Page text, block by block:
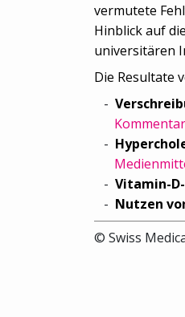
vermutete
Hinblick auf
universitären
Die Resultate
Vitamin-
Nutzen
© Swiss